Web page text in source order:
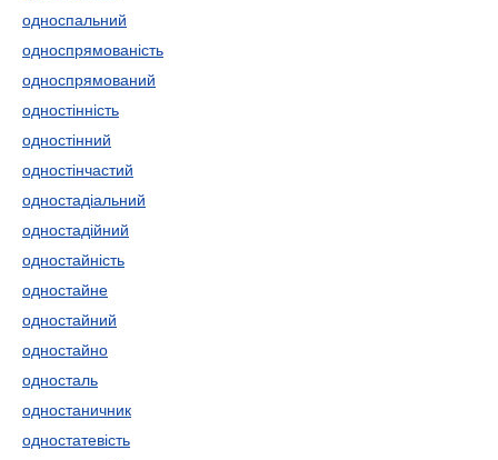
односпальний
односпрямованість
односпрямований
одностінність
одностінний
одностінчастий
одностадіальний
одностадійний
одностайність
одностайне
одностайний
одностайно
односталь
одностаничник
одностатевість